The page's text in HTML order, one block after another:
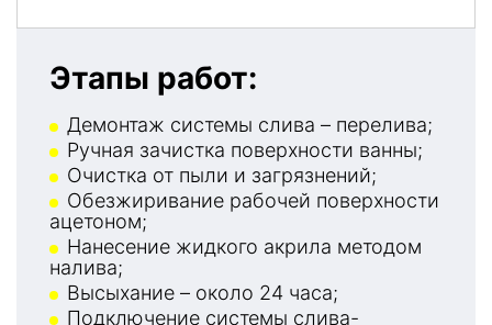
Этапы работ:
Демонтаж системы слива – перелива;
Ручная зачистка поверхности ванны;
Очистка от пыли и загрязнений;
Обезжиривание рабочей поверхности
ацетоном;
Нанесение жидкого акрила методом
налива;
Высыхание – около 24 часа;
Подключение системы слива-